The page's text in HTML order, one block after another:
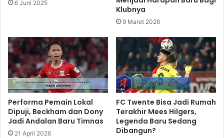
6 Juni 2025
Klubnya
9 Maret 2026
Performa Pemain Lokal
Dipuji, Beckham dan Dony
Jadi Andalan Baru Timnas
21 April 2026
FC Twente Bisa Jadi Rumah
Terakhir Mees Hilgers,
Legenda Baru Sedang
Dibangun?